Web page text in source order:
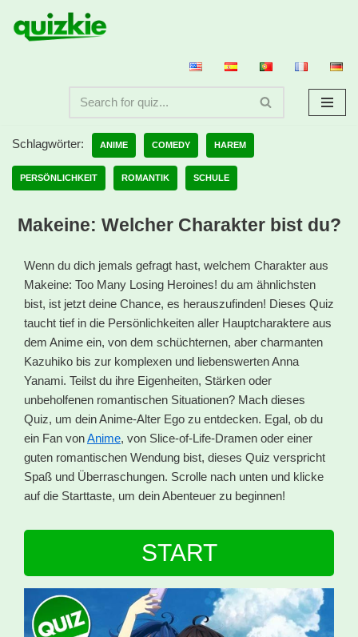
Zum
Schlagwörter: ANIME COMEDY HAREM
PERSÖNLICHKEIT ROMANTIK SCHULE
Makeine: Welcher Charakter bist du?
Wenn du dich jemals gefragt hast, welchem Charakter aus
Makeine: Too Many Losing Heroines! du am ähnlichsten
bist, ist jetzt deine Chance, es herauszufinden! Dieses Quiz
taucht tief in die Persönlichkeiten aller Hauptcharaktere aus
dem Anime ein, von dem schüchternen, aber charmanten
Kazuhiko bis zur komplexen und liebenswerten Anna
Yanami. Teilst du ihre Eigenheiten, Stärken oder
unbeholfenen romantischen Situationen? Mach dieses
Quiz, um dein Anime-Alter Ego zu entdecken. Egal, ob du
ein Fan vonAnime, von Slice-of-Life-Dramen oder einer
guten romantischen Wendung bist, dieses Quiz verspricht
Spaß und Überraschungen. Scrolle nach unten und klicke
auf die Starttaste, um dein Abenteuer zu beginnen!
START